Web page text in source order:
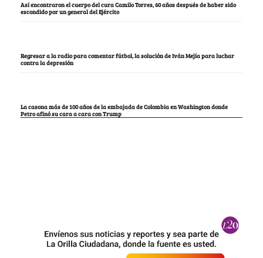
Así encontraron el cuerpo del cura Camilo Torres, 60 años después de haber sido
escondido por un general del Ejército
Regresar a la radio para comentar fútbol, la solución de Iván Mejía para luchar
contra la depresión
La casona más de 100 años de la embajada de Colombia en Washington donde
Petro afinó su cara a cara con Trump